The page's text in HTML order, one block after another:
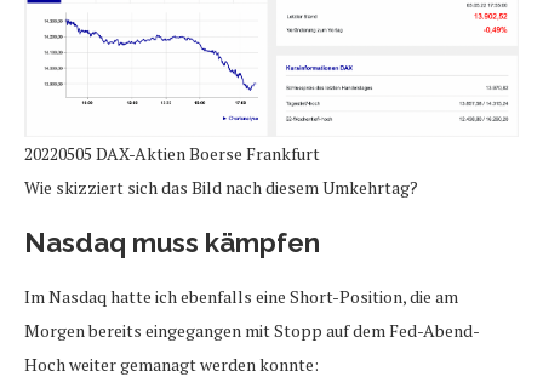
20220505 DAX-Aktien Boerse Frankfurt
Wie skizziert sich das Bild nach diesem Umkehrtag?
Nasdaq muss kämpfen
Im Nasdaq hatte ich ebenfalls eine Short-Position, die am
Morgen bereits eingegangen mit Stopp auf dem Fed-Abend-
Hoch weiter gemanagt werden konnte: